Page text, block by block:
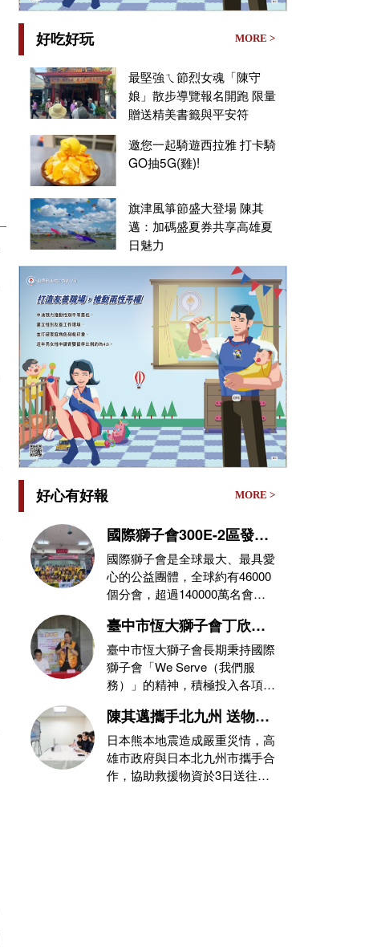
好吃好玩 MORE >
最堅強ㄟ節烈女魂「陳守
娘」散步導覽報名開跑 限量
贈送精美書籤與平安符
邀您一起騎遊西拉雅 打卡騎
GO抽5G(雞)!
旗津風箏節盛大登場 陳其
邁：加碼盛夏券共享高雄夏
日魅力
好心有好報 MORE >
國際獅子會300E-2區發放
遭0626豪雨侵襲受災戶救
災物資
國際獅子會是全球最大、最具愛
心的公益團體，全球約有46000
個分會，超過140000萬名會員
臺中市恆大獅子會丁欣志
會長攜手消防局推動公
益，玉之緣珠寶力挺防災
教育與熱血捐血守護社會
臺中市恆大獅子會長期秉持國際
獅子會「We Serve（我們服
務）」的精神，積極投入各項公
屆會
陳其邁攜手北九州 送物資
至熊本災區
日本熊本地震造成嚴重災情，高
雄市政府與日本北九州市攜手合
作，協助救援物資於3日送往災